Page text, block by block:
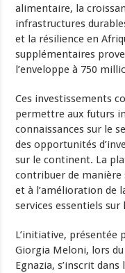
alimentaire, la
infrastructures
et la résilience en
supplémentaires
l’enveloppe à 750
Ces investissements
permettre aux futurs
connaissances sur le
des opportunités
sur le continent. La
contribuer de manière
et à l’amélioration de
services essentiels sur
L’initiative, présentée
Giorgia Meloni, lors
Egnazia, s’inscrit